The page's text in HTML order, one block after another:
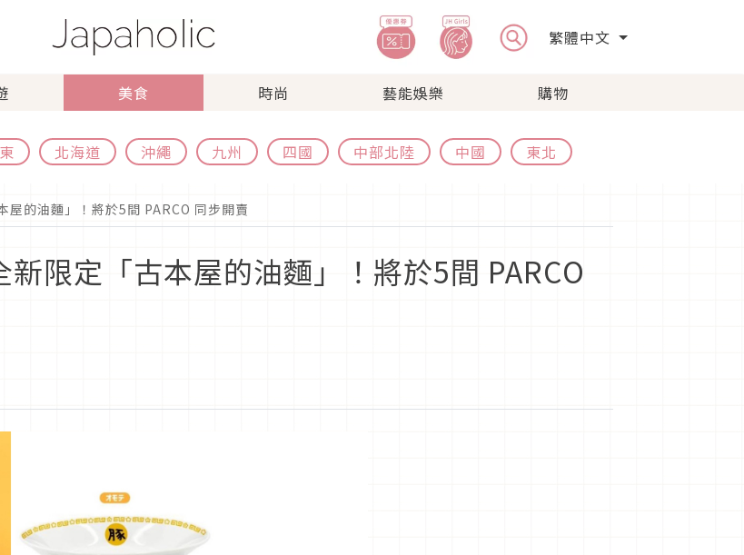
繁體中文
美食 時尚 藝能娛樂 購物
北海道 沖繩 九州 四國 中部北陸 中國 東北
屋的油麵」！將於5間 PARCO 同步開賣
新限定「古本屋的油麵」！將於5間 PARCO